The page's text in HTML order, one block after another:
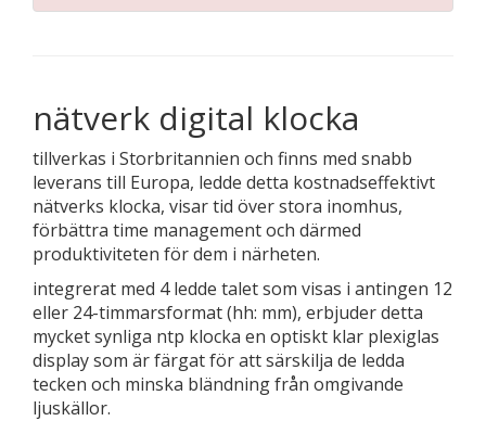
nätverk digital klocka
tillverkas i Storbritannien och finns med snabb
leverans till Europa, ledde detta kostnadseffektivt
nätverks klocka, visar tid över stora inomhus,
förbättra time management och därmed
produktiviteten för dem i närheten.
integrerat med 4 ledde talet som visas i antingen 12
eller 24-timmarsformat (hh: mm), erbjuder detta
mycket synliga ntp klocka en optiskt klar plexiglas
display som är färgat för att särskilja de ledda
tecken och minska bländning från omgivande
ljuskällor.